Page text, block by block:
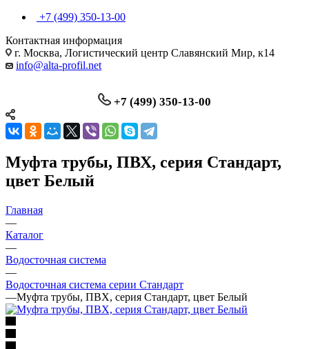
+7 (499) 350-13-00
Контактная информация
г. Москва, Логистический центр Славянский Мир, к14
info@alta-profil.net
+7 (499) 350-13-00
Муфта трубы, ПВХ, серия Стандарт,
цвет Белый
Главная
—
Каталог
—
Водосточная система
—
Водосточная система серии Стандарт
—Муфта трубы, ПВХ, серия Стандарт, цвет Белый